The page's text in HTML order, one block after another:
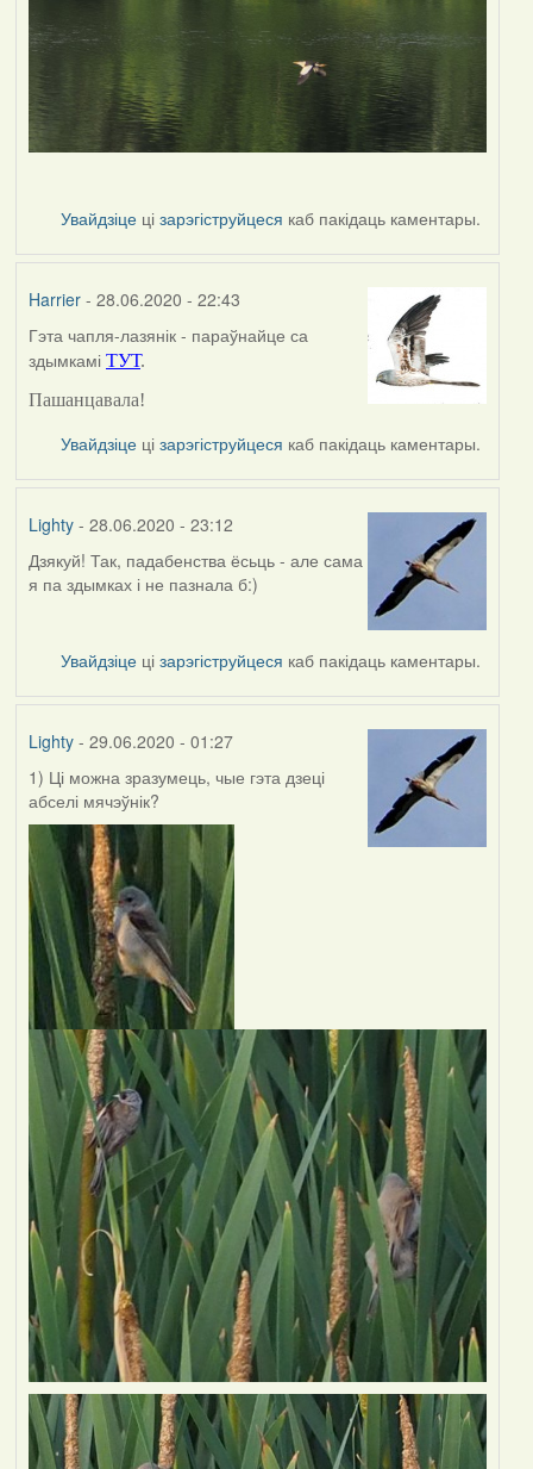
Увайдзіце цізарэгіструйцеся каб пакідаць каментары.
Harrier- 28.06.2020 - 22:43
In
reply
to
Lighty
Гэта чапля-лазянік - параўнайце са
здымкамі ТУТ.
Пашанцавала!
Увайдзіце цізарэгіструйцеся каб пакідаць каментары.
Lighty- 28.06.2020 - 23:12
In
reply
Harrier
Дзякуй! Так, падабенства ёсьць - але сама
я па здымках і не пазнала б:)
Увайдзіце цізарэгіструйцеся каб пакідаць каментары.
Lighty- 29.06.2020 - 01:27
1) Ці можна зразумець, чые гэта дзеці
абселі мячэўнік?